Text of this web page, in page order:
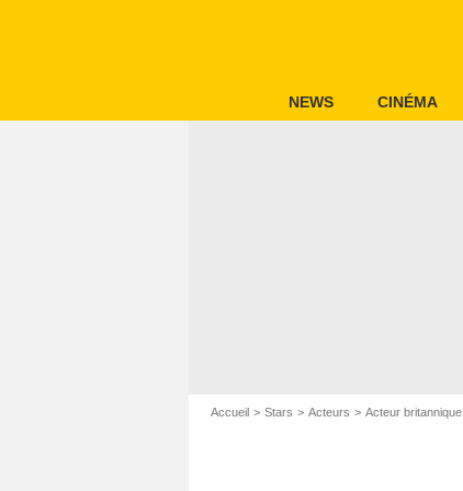
NEWS CINÉMA
Accueil Stars Acteurs Acteur britannique